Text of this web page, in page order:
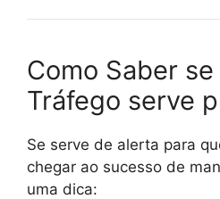
Como Saber
Tráfego serve
Se serve de alerta para
chegar ao sucesso de
uma dica: